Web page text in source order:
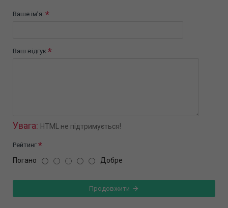
Ваше ім’я:
Ваш відгук
Увага: HTML не підтримується!
Рейтинг
Погано Добре
Продовжити